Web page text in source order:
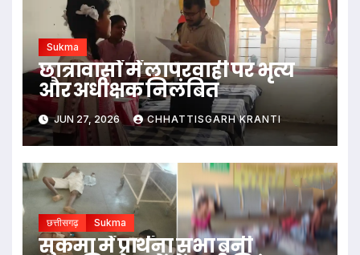
Sukma
छात्रावासों में लापरवाही पर भृत्य
और अधीक्षक निलंबित
JUN 27, 2026 CHHATTISGARH KRANTI
छत्तीसगढ़ Sukma
सुकमा में प्रार्थना सभा बनी